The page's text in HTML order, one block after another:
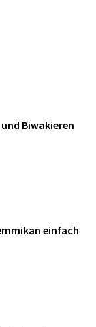
Biwakieren
einfach